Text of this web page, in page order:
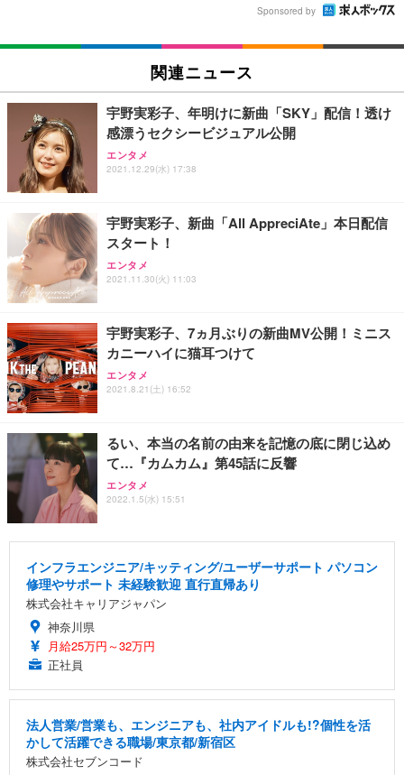
Sponsored by
関連ニュース
宇野実彩子、年明けに新曲「SKY」配信！透け
感漂うセクシービジュアル公開
エンタメ
2021.12.29(水) 17:38
宇野実彩子、新曲「All AppreciAte」本日配信
スタート！
エンタメ
2021.11.30(火) 11:03
宇野実彩子、7ヵ月ぶりの新曲MV公開！ミニス
カニーハイに猫耳つけて
エンタメ
2021.8.21(土) 16:52
るい、本当の名前の由来を記憶の底に閉じ込め
て…『カムカム』第45話に反響
エンタメ
2022.1.5(水) 15:51
インフラエンジニア/キッティング/ユーザーサポート パソコン
修理やサポート 未経験歓迎 直行直帰あり
株式会社キャリアジャパン
神奈川県
月給25万円～32万円
正社員
法人営業/営業も、エンジニアも、社内アイドルも!?個性を活
かして活躍できる職場/東京都/新宿区
株式会社セブンコード